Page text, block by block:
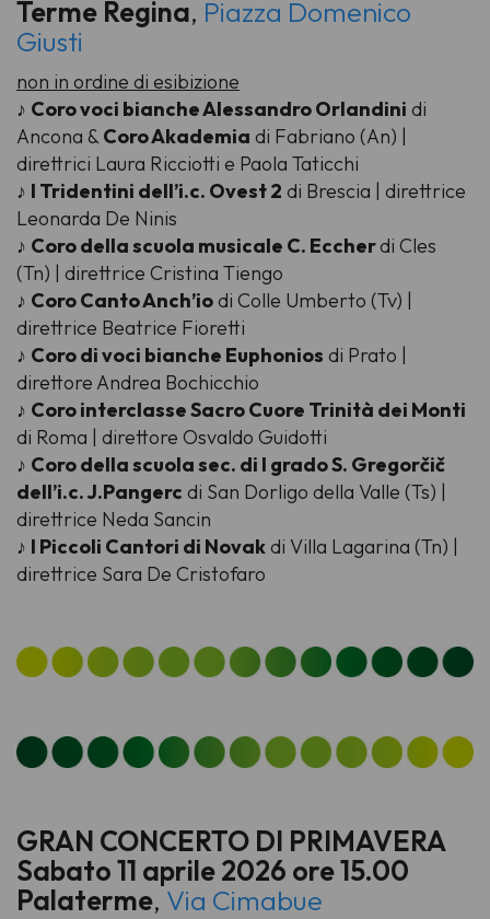
Terme Regina, Piazza Domenico
Giusti
non in ordine di esibizione
♪ Coro voci bianche Alessandro Orlandini di
Ancona &Coro Akademia di Fabriano (An) |
direttrici Laura Ricciotti e Paola Taticchi
♪ I Tridentini dell’i.c. Ovest 2 di Brescia | direttrice
Leonarda De Ninis
♪ Coro della scuola musicale C. Eccherdi Cles
(Tn) | direttrice Cristina Tiengo
♪ Coro Canto Anch’iodi Colle Umberto (Tv) |
direttrice Beatrice Fioretti
♪ Coro di voci bianche Euphonios di Prato |
direttore Andrea Bochicchio
♪ Coro interclasse Sacro Cuore Trinità dei Monti
di Roma | direttore Osvaldo Guidotti
♪ Coro della scuola sec. di I grado S. Gregorčič
dell’i.c. J.Pangerc di San Dorligo della Valle (Ts) |
direttrice Neda Sancin
♪ I Piccoli Cantori di Novakdi Villa Lagarina (Tn) |
direttrice Sara De Cristofaro
GRAN CONCERTO DI PRIMAVERA
Sabato 11 aprile 2026 ore 15.00
Palaterme, Via Cimabue